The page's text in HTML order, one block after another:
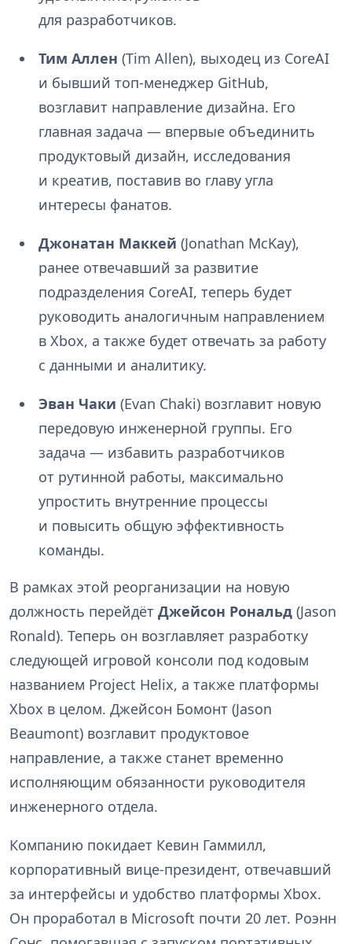
для разработчиков.
Тим Аллен (Tim Allen), выходец из CoreAI
и бывший топ-менеджер GitHub,
возглавит направление дизайна. Его
главная задача — впервые объединить
продуктовый дизайн, исследования
и креатив, поставив во главу угла
интересы фанатов.
Джонатан Маккей (Jonathan McKay),
ранее отвечавший за развитие
подразделения CoreAI, теперь будет
руководить аналогичным направлением
в Xbox, а также будет отвечать за работу
с данными и аналитику.
Эван Чаки (Evan Chaki) возглавит новую
передовую инженерной группы. Его
задача — избавить разработчиков
от рутинной работы, максимально
упростить внутренние процессы
и повысить общую эффективность
команды.
В рамках этой реорганизации на новую
должность перейдёт Джейсон Рональд (Jason
Ronald). Теперь он возглавляет разработку
следующей игровой консоли под кодовым
названием Project Helix, а также платформы
Xbox в целом. Джейсон Бомонт (Jason
Beaumont) возглавит продуктовое
направление, а также станет временно
исполняющим обязанности руководителя
инженерного отдела.
Компанию покидает Кевин Гаммилл,
корпоративный вице-президент, отвечавший
за интерфейсы и удобство платформы Xbox.
Он проработал в Microsoft почти 20 лет. Роэнн